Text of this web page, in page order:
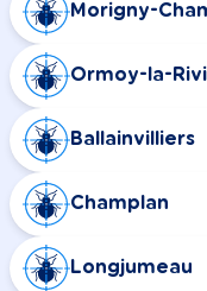
Morigny-
Ormoy-la-
Ballainvilliers
Champlan
Longjumeau